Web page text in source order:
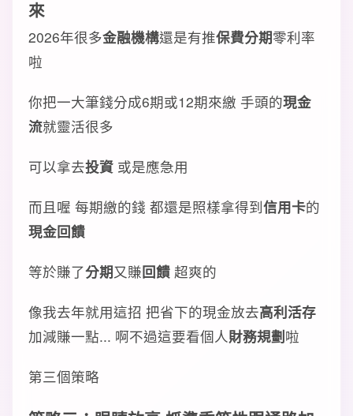
來
2026年很多金融機構還是有推保費分期零利率
啦
你把一大筆錢分成6期或12期來繳 手頭的現金
流就靈活很多
可以拿去投資 或是應急用
而且喔 每期繳的錢 都還是照樣拿得到信用卡的
現金回饋
等於賺了分期又賺回饋 超爽的
像我去年就用這招 把省下的現金放去高利活存
加減賺一點... 啊不過這要看個人財務規劃啦
第三個策略